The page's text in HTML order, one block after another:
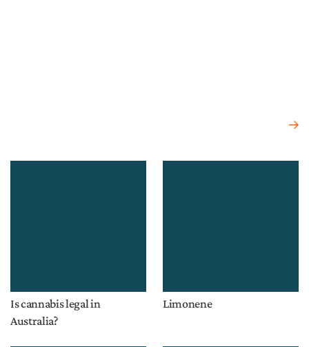
Is cannabis legal in
Australia?
Limonene